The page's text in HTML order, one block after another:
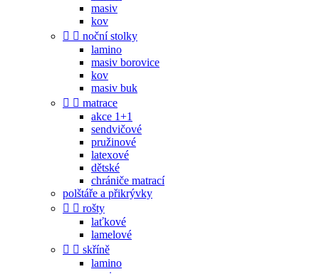
masiv
kov
  noční stolky
lamino
masiv borovice
kov
masiv buk
  matrace
akce 1+1
sendvičové
pružinové
latexové
dětské
chrániče matrací
polštáře a přikrývky
  rošty
laťkové
lamelové
  skříně
lamino